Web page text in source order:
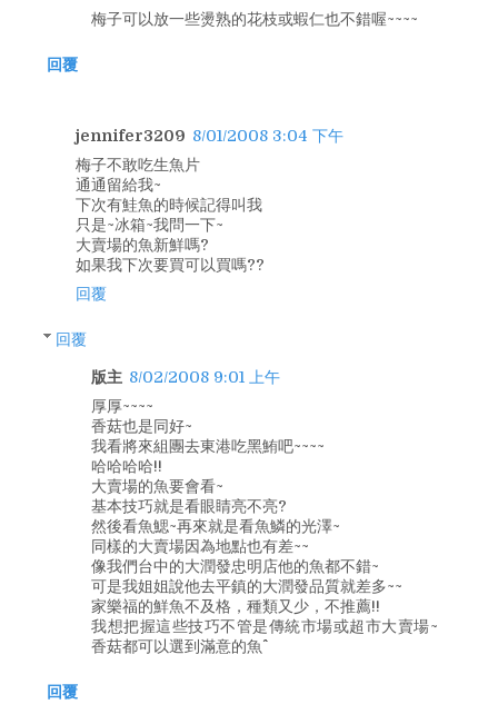
梅子可以放一些燙熟的花枝或蝦仁也不錯喔~~~~
回覆
jennifer3209 8/01/2008 3:04 下午
梅子不敢吃生魚片
通通留給我~
下次有鮭魚的時候記得叫我
只是~冰箱~我問一下~
大賣場的魚新鮮嗎?
如果我下次要買可以買嗎??
回覆
回覆
版主 8/02/2008 9:01 上午
厚厚~~~~
香菇也是同好~
我看將來組團去東港吃黑鮪吧~~~~
哈哈哈哈!!
大賣場的魚要會看~
基本技巧就是看眼睛亮不亮?
然後看魚鰓~再來就是看魚鱗的光澤~
同樣的大賣場因為地點也有差~~
像我們台中的大潤發忠明店他的魚都不錯~
可是我姐姐說他去平鎮的大潤發品質就差多~~
家樂福的鮮魚不及格，種類又少，不推薦!!
我想把握這些技巧不管是傳統市場或超市大賣場~
香菇都可以選到滿意的魚^^
回覆